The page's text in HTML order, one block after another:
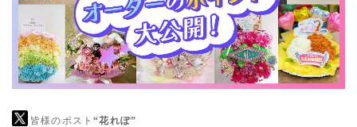
皆様のポスト“花れぽ”